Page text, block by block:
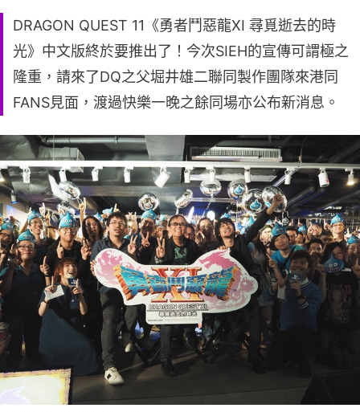
DRAGON QUEST 11《勇者鬥惡龍XI 尋覓逝去的時
光》中文版終於要推出了！今次SIEH的宣傳可謂極之
隆重，請來了DQ之父堀井雄二聯同製作團隊來港同
FANS見面，渡過快樂一晚之餘同場亦公布新消息。